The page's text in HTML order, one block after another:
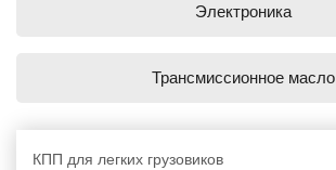
Электроника
Трансмиссионное масло
КПП для легких грузовиков